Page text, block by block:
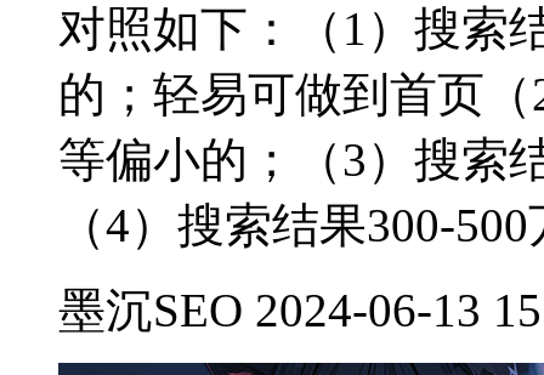
对照如下：（1）搜索
的；轻易可做到首页
等偏小的；（3）搜索
（4）搜索结果300-
墨沉SEO 2024-06-13